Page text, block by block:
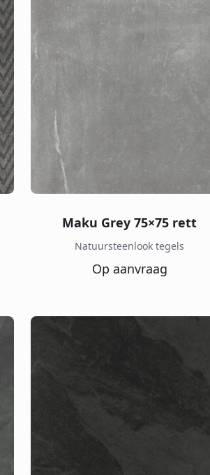
Natuursteenlook tegels
Maku Grey 75×75 rett
Op aanvraag